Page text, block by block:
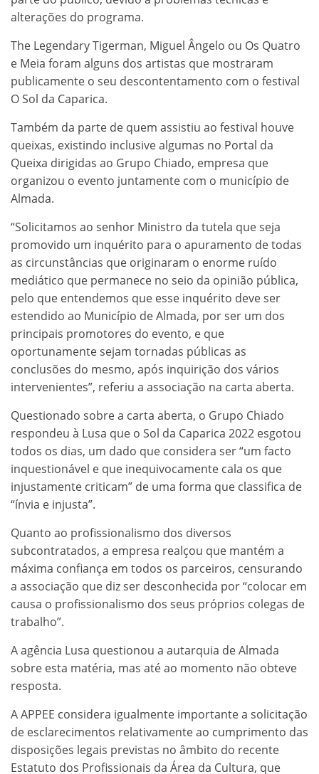
alterações do programa.
The Legendary Tigerman, Miguel Ângelo ou Os Quatro
e Meia foram alguns dos artistas que mostraram
publicamente o seu descontentamento com o festival
O Sol da Caparica.
Também da parte de quem assistiu ao festival houve
queixas, existindo inclusive algumas no Portal da
Queixa dirigidas ao Grupo Chiado, empresa que
organizou o evento juntamente com o município de
Almada.
“Solicitamos ao senhor Ministro da tutela que seja
promovido um inquérito para o apuramento de todas
as circunstâncias que originaram o enorme ruído
mediático que permanece no seio da opinião pública,
pelo que entendemos que esse inquérito deve ser
estendido ao Município de Almada, por ser um dos
principais promotores do evento, e que
oportunamente sejam tornadas públicas as
conclusões do mesmo, após inquirição dos vários
intervenientes”, referiu a associação na carta aberta.
Questionado sobre a carta aberta, o Grupo Chiado
respondeu à Lusa que o Sol da Caparica 2022 esgotou
todos os dias, um dado que considera ser “um facto
inquestionável e que inequivocamente cala os que
injustamente criticam” de uma forma que classifica de
“ínvia e injusta”.
Quanto ao profissionalismo dos diversos
subcontratados, a empresa realçou que mantém a
máxima confiança em todos os parceiros, censurando
a associação que diz ser desconhecida por “colocar em
causa o profissionalismo dos seus próprios colegas de
trabalho”.
A agência Lusa questionou a autarquia de Almada
sobre esta matéria, mas até ao momento não obteve
resposta.
A APPEE considera igualmente importante a solicitação
de esclarecimentos relativamente ao cumprimento das
disposições legais previstas no âmbito do recente
Estatuto dos Profissionais da Área da Cultura, que